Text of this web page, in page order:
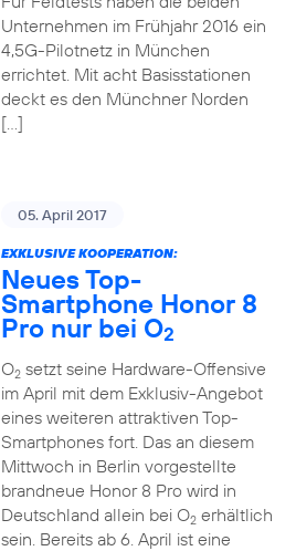
Unternehmen im Frühjahr 2016 ein
4,5G-Pilotnetz in München
errichtet. Mit acht Basisstationen
deckt es den Münchner Norden
[…]
05. April 2017
EXKLUSIVE KOOPERATION:
Neues Top-
Smartphone Honor 8
Pro nur bei O2
O2setzt seine Hardware-Offensive
im April mit dem Exklusiv-Angebot
eines weiteren attraktiven Top-
Smartphones fort. Das an diesem
Mittwoch in Berlin vorgestellte
brandneue Honor 8 Pro wird in
Deutschland allein bei O2erhältlich
sein. Bereits ab 6. April ist eine